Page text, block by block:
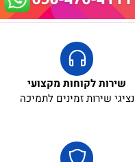
שירות לקוחות מקצועי
נציגי שירות זמינים לתמיכה